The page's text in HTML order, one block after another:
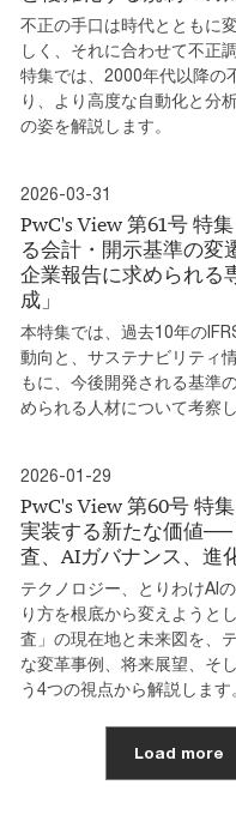
不正の手口は時代とともに
しく、それに合わせて不正
特集では、2000年代以降の
り、より高度な自動化と分
の姿を解説します。
2026-03-31
PwC's View 第61号 特
る会計・開示基準の変
企業報告に求められる
成」
本特集では、過去10年の
動向と、サステナビリティ
もに、今後開発される基準
められる人材について考察し
2026-01-29
PwC's View 第60号 特
実装する新たな価値
査、AIガバナンス、進
テクノロジー、とりわけAI
り方を根底から変えようと
査」の現在地と未来図を、
な変革事例、将来展望、そ
う4つの視点から解説します
Load more